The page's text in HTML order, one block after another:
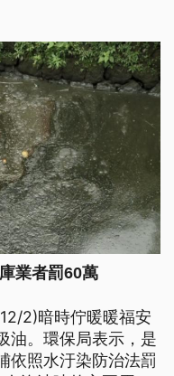
業者罰60萬
2)暗時佇暖暖福安
油。環保局表示，是
依照水汙染防治法罰